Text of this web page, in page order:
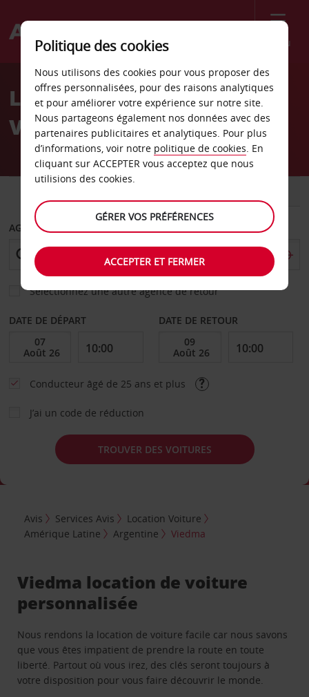
Menu
Welcome
AvisLocation de voiture
Viedma
AGENCE DE DÉPART
Sélectionnez une autre agence de retour
DATE DE DÉPART DATE DE RETOUR
Conducteur âgé de 25 ans et plus
J’ai un code de réduction
TROUVER DES VOITURES
Avis Services Avis
Location Voiture
Amérique Latine
Argentine Viedma
Viedma location de voiture
personnalisée
Nous rendons la location de voiture facile car nous savons
que vous êtes impatient de prendre la route en toute
liberté. Partout où vous irez, des clés seront toujours à
votre disposition pour vous faire découvrir le monde.
Politique des cookies
Nous utilisons des cookies pour vous proposer des
offres personnalisées, pour des raisons analytiques
et pour améliorer votre expérience sur notre site.
Nous partageons également nos données avec des
partenaires publicitaires et analytiques. Pour plus
d’informations, voir notre politique de cookies. En
cliquant sur ACCEPTER vous acceptez que nous
utilisions des cookies.
GÉRER VOS PRÉFÉRENCES
ACCEPTER ET FERMER